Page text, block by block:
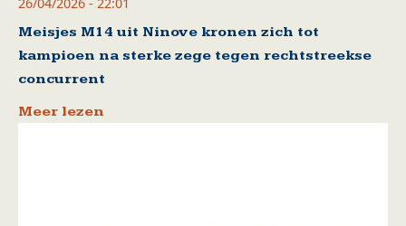
Meisjes M14 uit Ninove kronen zich tot
kampioen na sterke zege tegen rechtstreekse
concurrent
Meer lezen